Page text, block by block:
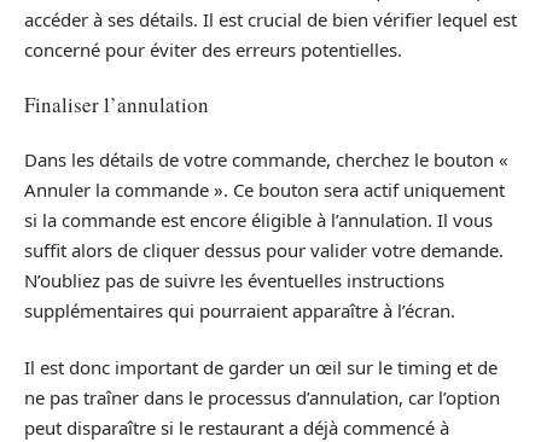
accéder à ses détails. Il est crucial de bien vérifier lequel est
concerné pour éviter des erreurs potentielles.
Finaliser l’annulation
Dans les détails de votre commande, cherchez le bouton «
Annuler la commande ». Ce bouton sera actif uniquement
si la commande est encore éligible à l’annulation. Il vous
suffit alors de cliquer dessus pour valider votre demande.
N’oubliez pas de suivre les éventuelles instructions
supplémentaires qui pourraient apparaître à l’écran.
Il est donc important de garder un œil sur le timing et de
ne pas traîner dans le processus d’annulation, car l’option
peut disparaître si le restaurant a déjà commencé à